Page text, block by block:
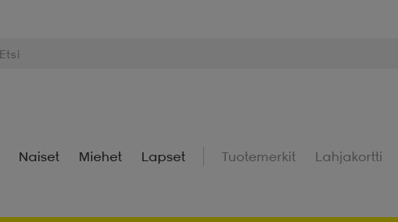
Naiset Miehet Lapset Tuotemerkit Lahjakortti